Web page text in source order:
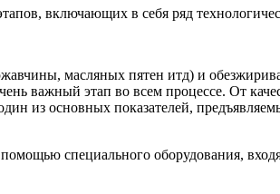
включающих в себя ряд
масляных пятен итд) и
важный этап во всем процессе. От
из основных показателей,
специального оборудования,